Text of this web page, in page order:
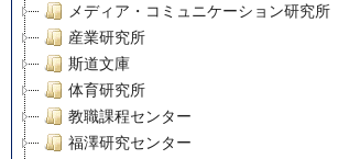
メディア・コミュニケーション研究所
産業研究所
斯道文庫
体育研究所
教職課程センター
福澤研究センター